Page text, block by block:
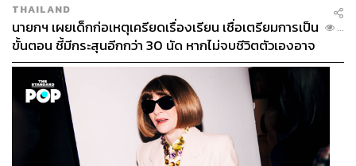
THAILAND
นายกฯ เผยเด็กก่อเหตุเครียดเรื่องเรียน เชื่อเตรียมการเป็น
ขั้นตอน ชี้มีกระสุนอีกกว่า 30 นัด หากไม่จบชีวิตตัวเองอาจ
สูญเสียเพิ่ม
...